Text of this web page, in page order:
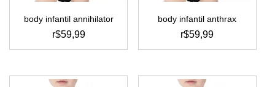
body infantil annihilator
r$59,99
este
tem
body infantil anthrax
r$59,99
este
tem